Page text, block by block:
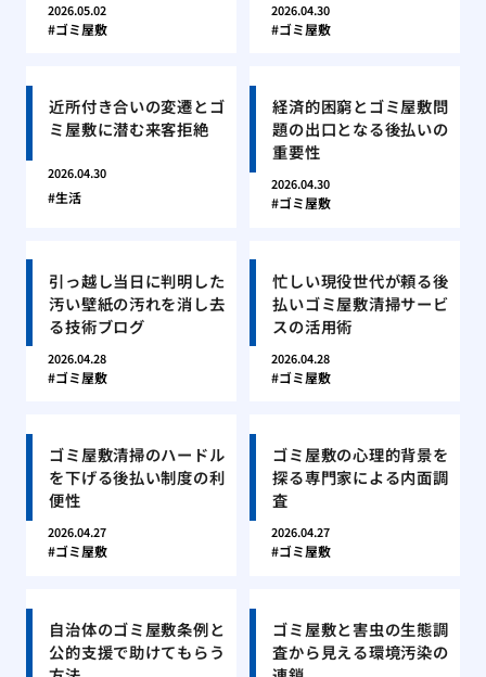
2026.05.02
ゴミ屋敷
2026.04.30
ゴミ屋敷
近所付き合いの変遷とゴ
ミ屋敷に潜む来客拒絶
2026.04.30
生活
経済的困窮とゴミ屋敷問
題の出口となる後払いの
重要性
2026.04.30
ゴミ屋敷
引っ越し当日に判明した
汚い壁紙の汚れを消し去
る技術ブログ
2026.04.28
ゴミ屋敷
忙しい現役世代が頼る後
払いゴミ屋敷清掃サービ
スの活用術
2026.04.28
ゴミ屋敷
ゴミ屋敷清掃のハードル
を下げる後払い制度の利
便性
2026.04.27
ゴミ屋敷
ゴミ屋敷の心理的背景を
探る専門家による内面調
査
2026.04.27
ゴミ屋敷
自治体のゴミ屋敷条例と
公的支援で助けてもらう
ゴミ屋敷と害虫の生態調
査から見える環境汚染の